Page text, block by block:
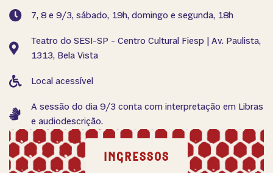
7, 8 e 9/3, sábado, 19h, domingo e segunda, 18h
Teatro do SESI-SP - Centro Cultural Fiesp | Av. Paulista,
1313, Bela Vista
Local acessível
A sessão do dia 9/3 conta com interpretação em Libras
e audiodescrição.
INGRESSOS